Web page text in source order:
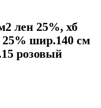
лен 25%, хб
25% шир.140 см
розовый